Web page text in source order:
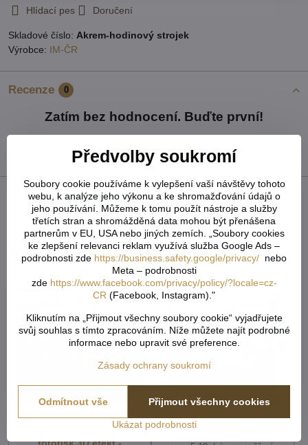
Hlídací pes Doručení
Skladové číslo: Akrem-hodinový strojek
Výrobce: IM-ČR
Recenze 0
Zatím bez hodnocení. Buďte první!
Přidat recenzi
FacebookTwitterBlueskyPinterestRedditLinkedInWhatsApp
E-
mail
Alternativní produkty
Povlečení z moderního
materiálu Interlock
Fotopolštářek s efektem
3D - Hodinový strojek
Předvolby soukromí
Soubory cookie používáme k vylepšení vaší návštěvy tohoto
webu, k analýze jeho výkonu a ke shromažďování údajů o
jeho používání. Můžeme k tomu použít nástroje a služby
třetích stran a shromážděná data mohou být přenášena
partnerům v EU, USA nebo jiných zemích. „Soubory cookies
ke zlepšení relevanci reklam využívá služba Google Ads –
podrobnosti zde https://business.safety.google/privacy/ nebo
Meta – podrobnosti
zde https://www.facebook.com/privacy/policy/?locale=cz-
CR (Facebook, Instagram)."
Kliknutím na „Přijmout všechny soubory cookie“ vyjadřujete
svůj souhlas s tímto zpracováním. Níže můžete najít podrobné
informace nebo upravit své preference.
Zásady ochrany soukromí
Ukázat podrobnosti
Přijmout všechny cookies
Odmítnout vše